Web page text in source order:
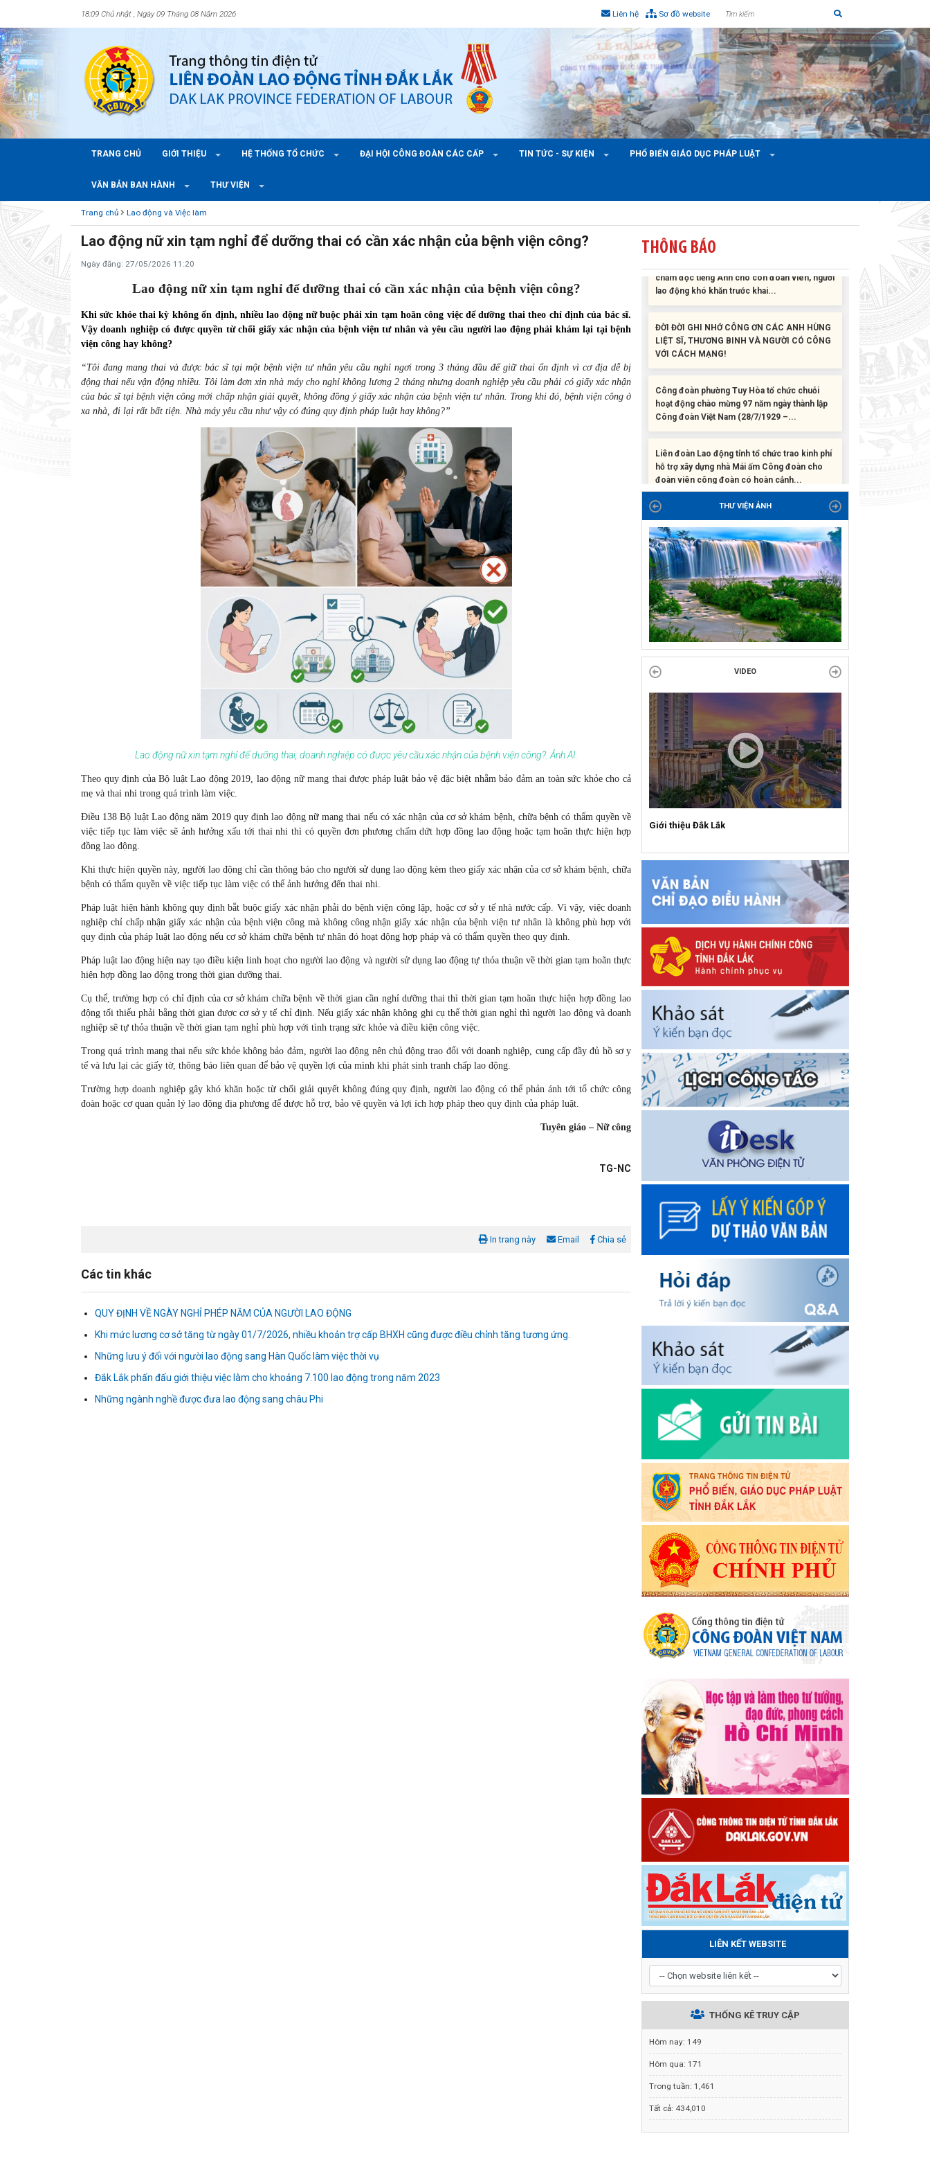
18:09 Chủ nhật , Ngày 09 Tháng 08 Năm 2026 Liên hệ Sơ đồ website
TRANG CHỦ GIỚI THIỆU HỆ THỐNG TỔ CHỨC ĐẠI HỘI CÔNG ĐOÀN CÁC CẤP TIN TỨC - SỰ KIỆN PHỔ BIẾN GIÁO DỤC PHÁP LUẬT
VĂN BẢN BAN HÀNH THƯ VIỆN
Trang chủ Lao động và Việc làm
Lao động nữ xin tạm nghỉ để dưỡng thai có cần xác nhận của bệnh viện công?
Ngày đăng: 27/05/2026 11:20
Lao động nữ xin tạm nghỉ để dưỡng thai có cần xác nhận của bệnh viện công?
Khi sức khỏe thai kỳ không ổn định, nhiều lao động nữ buộc phải xin tạm hoãn công việc để dưỡng thai theo chỉ định của bác sĩ.
Vậy doanh nghiệp có được quyền từ chối giấy xác nhận của bệnh viện tư nhân và yêu cầu người lao động phải khám lại tại bệnh
viện công hay không?
“Tôi đang mang thai và được bác sĩ tại một bệnh viện tư nhân yêu cầu nghỉ ngơi trong 3 tháng đầu để giữ thai ổn định vì cơ địa dễ bị
động thai nếu vận động nhiều. Tôi làm đơn xin nhà máy cho nghỉ không lương 2 tháng nhưng doanh nghiệp yêu cầu phải có giấy xác nhận
của bác sĩ tại bệnh viện công mới chấp nhận giải quyết, không đồng ý giấy xác nhận của bệnh viện tư nhân. Trong khi đó, bệnh viện công ở
xa nhà, đi lại rất bất tiện. Nhà máy yêu cầu như vậy có đúng quy định pháp luật hay không?”
Lao động nữ xin tạm nghỉ để dưỡng thai, doanh nghiệp có được yêu cầu xác nhận của bệnh viện công?. Ảnh AI.
Theo quy định của Bộ luật Lao động 2019, lao động nữ mang thai được pháp luật bảo vệ đặc biệt nhằm bảo đảm an toàn sức khỏe cho cả
mẹ và thai nhi trong quá trình làm việc.
Điều 138 Bộ luật Lao động năm 2019 quy định lao động nữ mang thai nếu có xác nhận của cơ sở khám bệnh, chữa bệnh có thẩm quyền về
việc tiếp tục làm việc sẽ ảnh hưởng xấu tới thai nhi thì có quyền đơn phương chấm dứt hợp đồng lao động hoặc tạm hoãn thực hiện hợp
đồng lao động.
Khi thực hiện quyền này, người lao động chỉ cần thông báo cho người sử dụng lao động kèm theo giấy xác nhận của cơ sở khám bệnh, chữa
bệnh có thẩm quyền về việc tiếp tục làm việc có thể ảnh hưởng đến thai nhi.
Pháp luật hiện hành không quy định bắt buộc giấy xác nhận phải do bệnh viện công lập, hoặc cơ sở y tế nhà nước cấp. Vì vậy, việc doanh
nghiệp chỉ chấp nhận giấy xác nhận của bệnh viện công mà không công nhận giấy xác nhận của bệnh viện tư nhân là không phù hợp với
quy định của pháp luật lao động nếu cơ sở khám chữa bệnh tư nhân đó hoạt động hợp pháp và có thẩm quyền theo quy định.
Pháp luật lao động hiện nay tạo điều kiện linh hoạt cho người lao động và người sử dụng lao động tự thỏa thuận về thời gian tạm hoãn thực
hiện hợp đồng lao động trong thời gian dưỡng thai.
Cụ thể, trường hợp có chỉ định của cơ sở khám chữa bệnh về thời gian cần nghỉ dưỡng thai thì thời gian tạm hoãn thực hiện hợp đồng lao
động tối thiểu phải bằng thời gian được cơ sở y tế chỉ định. Nếu giấy xác nhận không ghi cụ thể thời gian nghỉ thì người lao động và doanh
nghiệp sẽ tự thỏa thuận về thời gian tạm nghỉ phù hợp với tình trạng sức khỏe và điều kiện công việc.
Trong quá trình mang thai nếu sức khỏe không bảo đảm, người lao động nên chủ động trao đổi với doanh nghiệp, cung cấp đầy đủ hồ sơ y
tế và lưu lại các giấy tờ, thông báo liên quan để bảo vệ quyền lợi của mình khi phát sinh tranh chấp lao động.
Trường hợp doanh nghiệp gây khó khăn hoặc từ chối giải quyết không đúng quy định, người lao động có thể phản ánh tới tổ chức công
đoàn hoặc cơ quan quản lý lao động địa phương để được hỗ trợ, bảo vệ quyền và lợi ích hợp pháp theo quy định của pháp luật.
Tuyên giáo – Nữ công
TG-NC
In trang này Email Chia sẻ
Các tin khác
QUY ĐỊNH VỀ NGÀY NGHỈ PHÉP NĂM CỦA NGƯỜI LAO ĐỘNG
Khi mức lương cơ sở tăng từ ngày 01/7/2026, nhiều khoản trợ cấp BHXH cũng được điều chỉnh tăng tương ứng.
Những lưu ý đối với người lao động sang Hàn Quốc làm việc thời vụ
Đắk Lắk phấn đấu giới thiệu việc làm cho khoảng 7.100 lao động trong năm 2023
Những ngành nghề được đưa lao động sang châu Phi
THÔNG BÁO
Liên đoàn Lao động tỉnh tổ chức trao kinh phí
hỗ trợ xây dựng nhà Mái ấm Công đoàn cho
đoàn viên công đoàn có hoàn cảnh...
thuộc Công đoàn phường Tân An
Liên đoàn Lao động tỉnh trao tặng 100 bộ bút
chấm đọc tiếng Anh cho con đoàn viên, người
VỚI CÁCH MẠNG!
Công đoàn Việt Nam (28/7/1929 –...
đoàn viên công đoàn có hoàn cảnh...
Bàn giao Mái ấm công đoàn cho 2 đoàn viên
thuộc Công đoàn phường Tân An
Liên đoàn Lao động tỉnh trao tặng 100 bộ bút
chấm đọc tiếng Anh cho con đoàn viên, người
lao động khó khăn trước khai...
ĐỜI ĐỜI GHI NHỚ CÔNG ƠN CÁC ANH HÙNG
LIỆT SĨ, THƯƠNG BINH VÀ NGƯỜI CÓ CÔNG
VỚI CÁCH MẠNG!
Công đoàn phường Tuy Hòa tổ chức chuỗi
hoạt động chào mừng 97 năm ngày thành lập
Công đoàn Việt Nam (28/7/1929 –...
THƯ VIỆN ẢNH
VIDEO
Giới thiệu Đắk Lắk
LIÊN KẾT WEBSITE
THỐNG KÊ TRUY CẬP
Hôm nay: 149
Hôm qua: 171
Trong tuần: 1,461
Tất cả: 434,010